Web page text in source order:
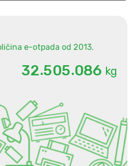
e-otpada od 2013.
32.505.086 kg